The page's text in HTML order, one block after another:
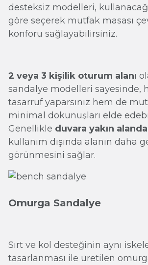
desteksiz modelleri,
göre seçerek mutfak masası
konforu sağlayabilirsiniz.
2 veya 3 kişilik oturum alanı
sandalye modelleri sayesinde,
tasarruf yaparsınız hem de
minimal dokunuşları elde
Genellikle duvara yakın alanda
kullanım dışında alanın daha
görünmesini sağlar.
Omurga Sandalye
Sırt ve kol desteğinin aynı
tasarlanması ile üretilen